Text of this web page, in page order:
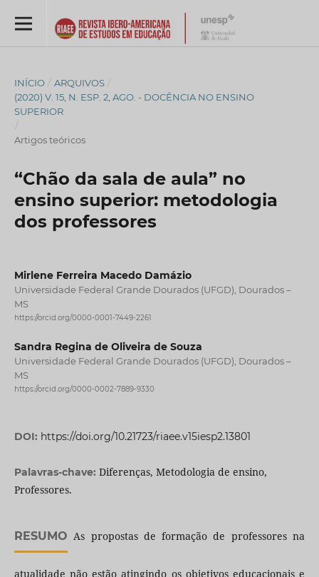
INÍCIO / ARQUIVOS /
(2020) V. 15, N. ESP. 2, AGO. - DOCÊNCIA NO ENSINO
SUPERIOR
/
Artigos teóricos
“Chão da sala de aula” no
ensino superior: metodologia
dos professores
Mirlene Ferreira Macedo Damázio
Universidade Federal Grande Dourados (UFGD), Dourados –
MS
https://orcid.org/0000-0001-7449-2261
Sandra Regina de Oliveira de Souza
Universidade Federal Grande Dourados (UFGD), Dourados –
MS
https://orcid.org/0000-0002-7889-9330
DOI: https://doi.org/10.21723/riaee.v15iesp2.13801
Palavras-chave: Diferenças, Metodologia de ensino,
Professores.
RESUMO As propostas de formação de professores na
atualidade não estão atingindo os objetivos educacionais e